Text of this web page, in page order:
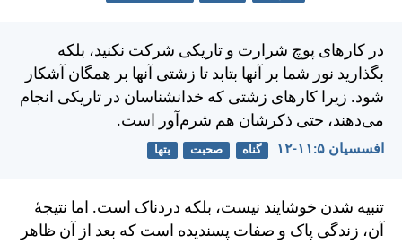
در كارهای پوچ شرارت و تاريكی شركت نكنيد، بلكه
بگذاريد نور شما بر آنها بتابد تا زشتی آنها بر همگان آشكار
شود. زيرا كارهای زشتی كه خدانشناسان در تاريكی انجام
می‌دهند، حتی ذكرشان هم شرم‌آور است.
افسسیان ۵:‏۱۱-‏۱۲ گناه صحبت بتها
تنبيه شدن خوشايند نيست، بلكه دردناک است. اما نتيجهٔ
آن، زندگی پاک و صفات پسنديده است كه بعد از آن ظاهر